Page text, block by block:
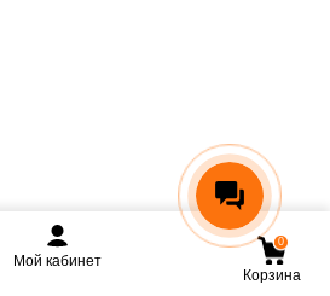
Мой кабинет
0
Корзина